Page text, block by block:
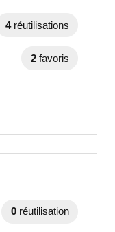
4 réutilisations
2 favoris
0 réutilisation